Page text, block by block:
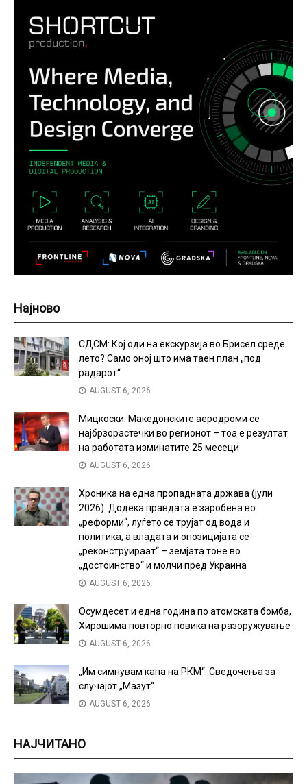
Најново
СДСМ: Кој оди на екскурзија во Брисел среде
лето? Само оној што има таен план „под
радарот“
AUGUST 6, 2026
Мицкоски: Македонските аеродроми се
најбрзорастечки во регионот – тоа е резултат
на работата изминатите 25 месеци
AUGUST 6, 2026
Хроника на една пропадната држава (јули
2026): Додека правдата е заробена во
„реформи“, луѓето се трујат од вода и
политика, а владата и опозицијата се
„реконструираат“ – земјата тоне во
„достоинство“ и молчи пред Украина
AUGUST 6, 2026
Осумдесет и една година по атомската бомба,
Хирошима повторно повика на разоружување
AUGUST 6, 2026
„Им симнувам капа на РКМ“: Сведочења за
случајот „Мазут“
AUGUST 6, 2026
НАЈЧИТАНО